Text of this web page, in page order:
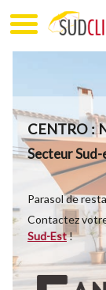
CENTRO :
Secteur
Parasol de
Contactez
Sud-Est!